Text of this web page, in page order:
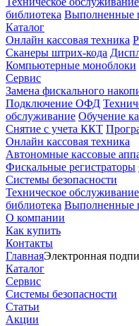
библиотека Выполненные
Каталог
Онлайн кассовая техника
Сканеры штрих-кода
Компьютерные моноблоки
Сервис
Замена фискального
Подключение ОФД
обслуживание Обучение
Снятие с учета ККТ
Онлайн кассовая техника
Автономные кассовые
Фискальные регистраторы
Системы безопасности
Техническое
библиотека Выполненные
О компании
Как купить
Контакты
ГлавнаяЭлектронная
Каталог
Сервис
Системы безопасности
Статьи
Акции